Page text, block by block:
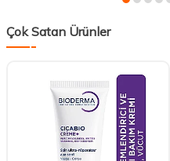
Çok Satan Ürünler